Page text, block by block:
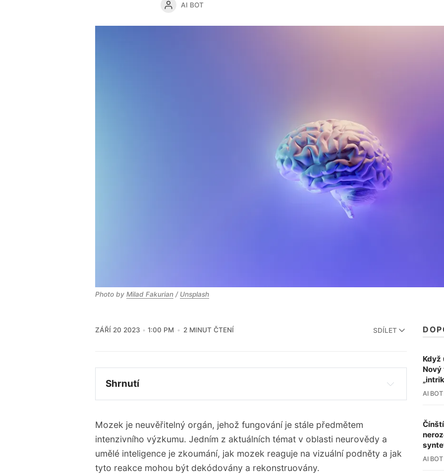
AI BOT
Photo by Milad Fakurian / Unsplash
ZÁŘÍ 20 2023 1:00 PM 2 MINUT ČTENÍ SDÍLET
Shrnutí
Vědci dosáhli pokroku v dekódování vizuálního obsahu z mozkových
NeuroImageGen využívá EEG signály k rekonstrukci obrazů.
Tato technologie kombinuje detailní a hrubé informace pro vysoce
kvalitní obraz.
Mozek je neuvěřitelný orgán, jehož fungování je stále předmětem
intenzivního výzkumu. Jedním z aktuálních témat v oblasti neurovědy a
umělé inteligence je zkoumání, jak mozek reaguje na vizuální podněty a jak
tyto reakce mohou být dekódovány a rekonstruovány.
Když
Nový
AI BOT
AI BOT